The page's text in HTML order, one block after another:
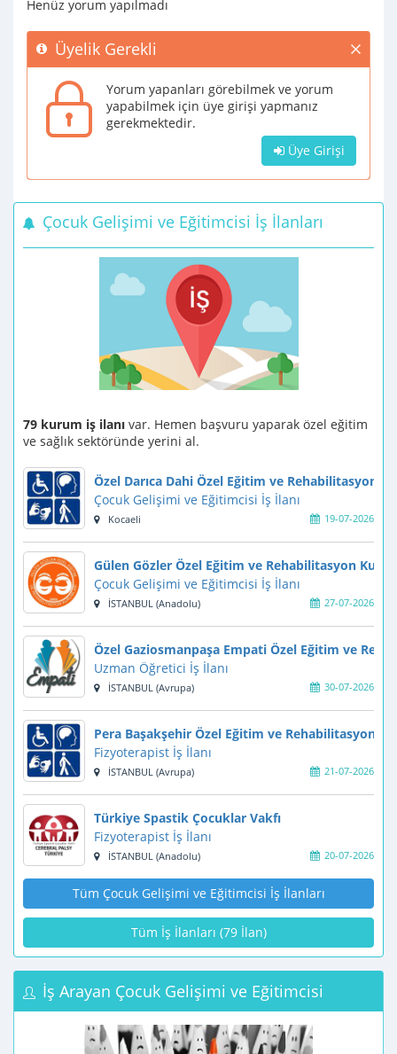
Henüz yorum yapılmadı
Üyelik Gerekli
Yorum yapanları görebilmek ve yorum
yapabilmek için üye girişi yapmanız
gerekmektedir.
Üye Girişi
Çocuk Gelişimi ve Eğitimcisi İş İlanları
79 kurum iş ilanı var. Hemen başvuru yaparak özel eğitim
ve sağlık sektöründe yerini al.
Özel Darıca Dahi Özel Eğitim ve Rehabilitasyon
Çocuk Gelişimi ve Eğitimcisi İş İlanı
19-07-2026
Kocaeli
Gülen Gözler Özel Eğitim ve Rehabilitasyon
Çocuk Gelişimi ve Eğitimcisi İş İlanı
27-07-2026
İSTANBUL (Anadolu)
Özel Gaziosmanpaşa Empati Özel Eğitim ve
Uzman Öğretici İş İlanı
30-07-2026
İSTANBUL (Avrupa)
Pera Başakşehir Özel Eğitim ve Rehabilitasyon
Fizyoterapist İş İlanı
21-07-2026
İSTANBUL (Avrupa)
Türkiye Spastik Çocuklar Vakfı
Fizyoterapist İş İlanı
20-07-2026
İSTANBUL (Anadolu)
Tüm Çocuk Gelişimi ve Eğitimcisi İş İlanları
Tüm İş İlanları (79 İlan)
İş Arayan Çocuk Gelişimi ve Eğitimcisi